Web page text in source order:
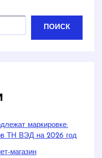
ПОИСК
маркировке:
ТН ВЭД на 2026 год
магазин